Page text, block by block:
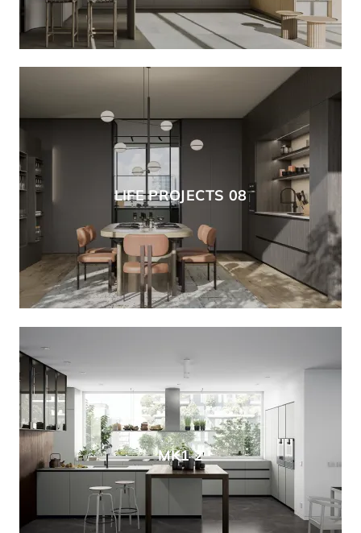
LIFE PROJECTS 08
MK1 2